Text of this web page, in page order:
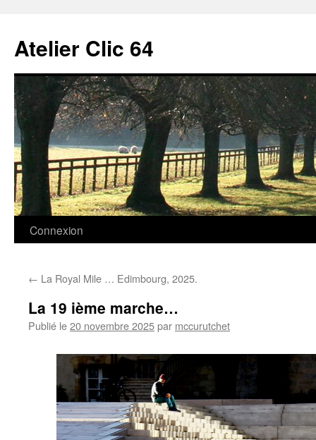
contenu
Atelier Clic 64
Connexion
← La Royal Mile … Edimbourg, 2025.
La 19 ième marche…
Publié le20 novembre 2025par mccurutchet